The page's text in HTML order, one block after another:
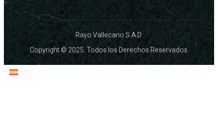
Rayo Vallecano S.A.D.
Copyright © 2025. Todos los Derechos Reservados.